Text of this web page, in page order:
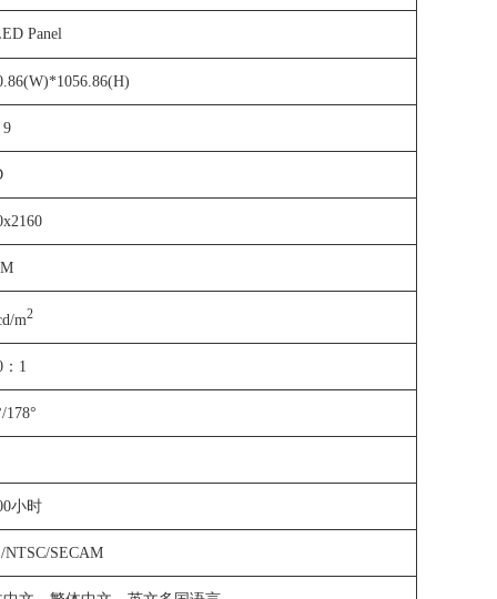
Panel
9
m2
：1
178°
小时
NTSC/SECAM